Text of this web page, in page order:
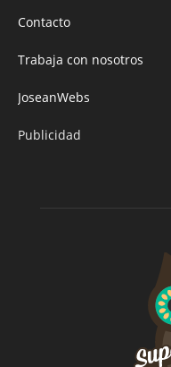
Contacto
Trabaja con nosotros
JoseanWebs
Publicidad